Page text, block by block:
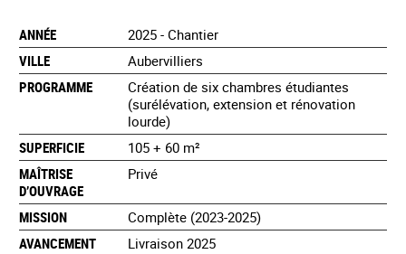
ANNÉE
2025 - Chantier
VILLE
Aubervilliers
PROGRAMME
Création de six chambres étudiantes
(surélévation, extension et rénovation
lourde)
SUPERFICIE
105 + 60 m²
MAÎTRISE
D’OUVRAGE
Privé
MISSION
Complète (2023-2025)
AVANCEMENT
Livraison 2025